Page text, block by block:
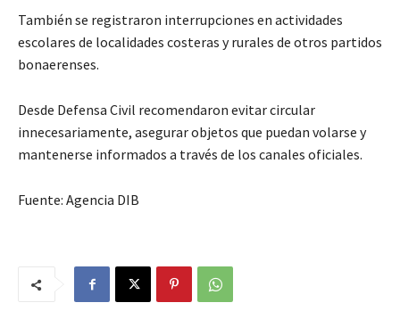
También se registraron interrupciones en actividades
escolares de localidades costeras y rurales de otros partidos
bonaerenses.
Desde Defensa Civil recomendaron evitar circular
innecesariamente, asegurar objetos que puedan volarse y
mantenerse informados a través de los canales oficiales.
Fuente: Agencia DIB